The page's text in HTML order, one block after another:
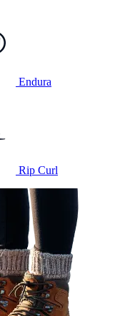
Endura
Rip Curl